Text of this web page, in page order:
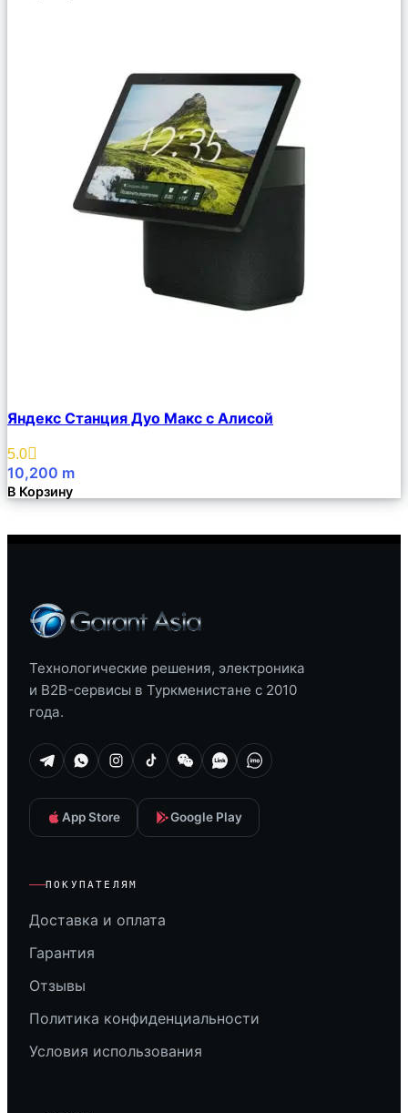
Описание
Избранное
Яндекс Станция Дуо Макс с Алисой
5.0
10,200 m
В Корзину
Технологические решения, электроника
и B2B-сервисы в Туркменистане с 2010
года.
App Store Google Play
ПОКУПАТЕЛЯМ
Доставка и оплата
Гарантия
Отзывы
Политика конфиденциальности
Условия использования